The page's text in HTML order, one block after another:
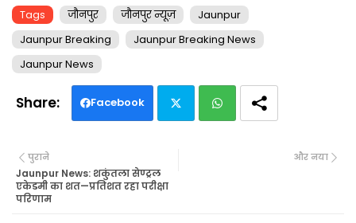
Tags जौनपुर जौनपुर न्यूज़
Jaunpur
Jaunpur Breaking
Jaunpur Breaking News
Jaunpur News
Facebook
और नया
पुराने
Jaunpur News: शकुंतला सेण्ट्रल
एकेडमी का शत—प्रतिशत रहा परीक्षा
परिणाम